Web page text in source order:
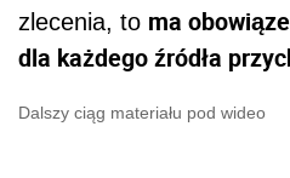
zlecenia, to ma
dla każdego źródła
Dalszy ciąg materiału pod wideo